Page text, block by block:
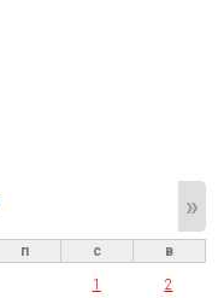
»
п с
в
1
2